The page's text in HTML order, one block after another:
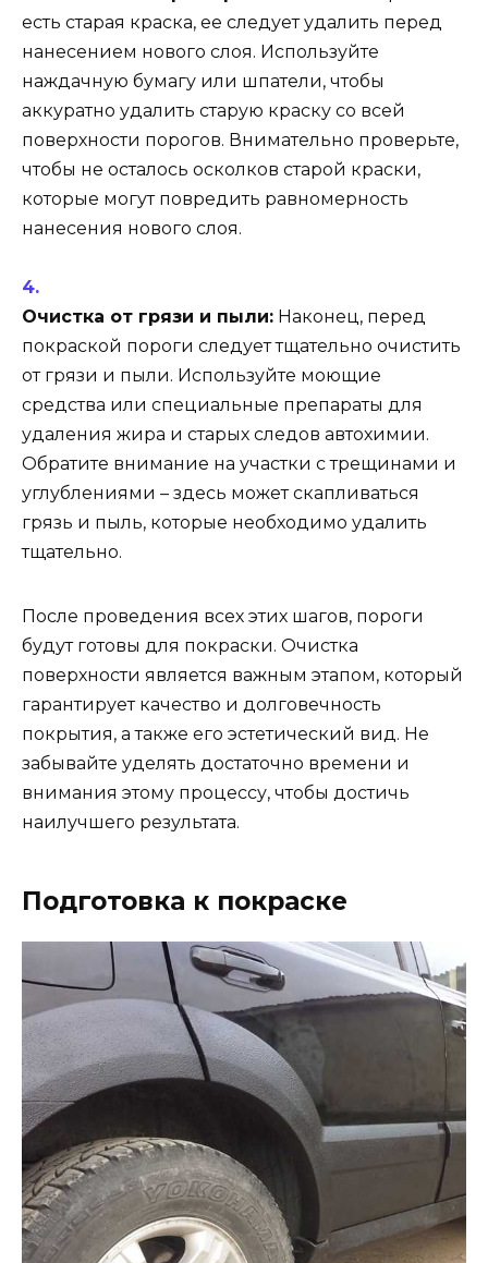
есть старая краска, ее следует удалить перед
нанесением нового слоя. Используйте
наждачную бумагу или шпатели, чтобы
аккуратно удалить старую краску со всей
поверхности порогов. Внимательно проверьте,
чтобы не осталось осколков старой краски,
которые могут повредить равномерность
нанесения нового слоя.
Очистка от грязи и пыли: Наконец, перед
покраской пороги следует тщательно очистить
от грязи и пыли. Используйте моющие
средства или специальные препараты для
удаления жира и старых следов автохимии.
Обратите внимание на участки с трещинами и
углублениями – здесь может скапливаться
грязь и пыль, которые необходимо удалить
тщательно.
После проведения всех этих шагов, пороги
будут готовы для покраски. Очистка
поверхности является важным этапом, который
гарантирует качество и долговечность
покрытия, а также его эстетический вид. Не
забывайте уделять достаточно времени и
внимания этому процессу, чтобы достичь
наилучшего результата.
Подготовка к покраске